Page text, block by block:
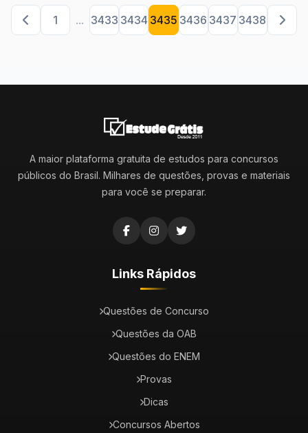
1 ... 3433 3434 3435 3436 3437 3438
A maior plataforma gratuita de estudos para concursos
públicos do Brasil. Milhares de questões, provas e materiais
para você se preparar.
Links Rápidos
Questões de Concurso
Questões da OAB
Questões do ENEM
Provas
Dicas
Concursos Abertos